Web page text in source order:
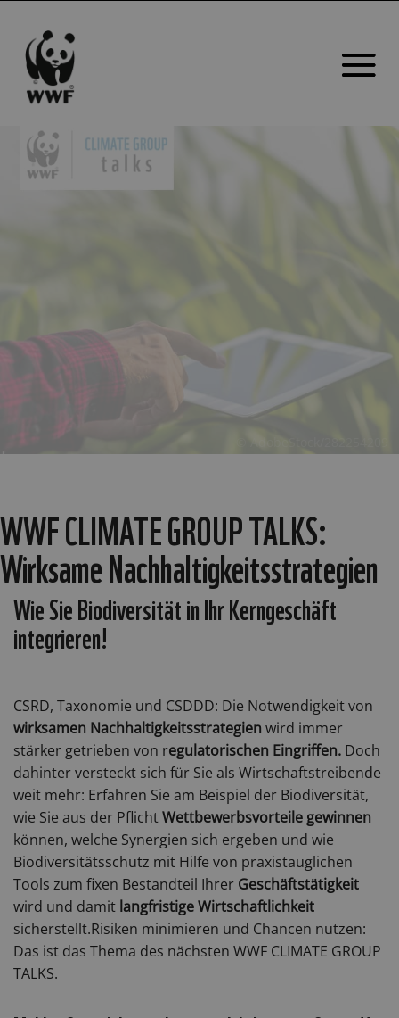
WWF CLIMATE GROUP TALKS:
Wirksame Nachhaltigkeitsstrategien
Wie Sie Biodiversität in Ihr Kerngeschäft
integrieren!
CSRD, Taxonomie und CSDDD: Die Notwendigkeit von
wirksamen Nachhaltigkeitsstrategien wird immer
stärker getrieben von regulatorischen Eingriffen. Doch
dahinter versteckt sich für Sie als Wirtschaftstreibende
weit mehr: Erfahren Sie am Beispiel der Biodiversität,
wie Sie aus der PflichtWettbewerbsvorteile gewinnen
können, welche Synergien sich ergeben und wie
Biodiversitätsschutz mit Hilfe von praxistauglichen
Tools zum fixen Bestandteil Ihrer Geschäftstätigkeit
wird und damit langfristige Wirtschaftlichkeit
sicherstellt.Risiken minimieren und Chancen nutzen:
Das ist das Thema des nächsten WWF CLIMATE GROUP
TALKS.